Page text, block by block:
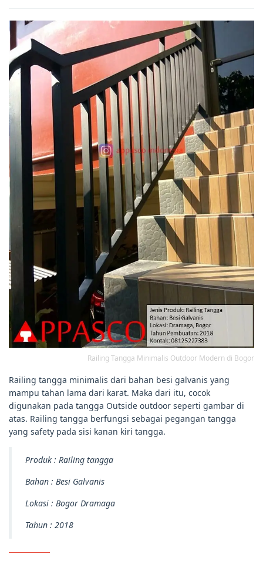
Railing Tangga Minimalis Outdoor Modern di Bogor
Railing tangga minimalis dari bahan besi galvanis yang
mampu tahan lama dari karat. Maka dari itu, cocok
digunakan pada tangga Outside outdoor seperti gambar di
atas. Railing tangga berfungsi sebagai pegangan tangga
yang safety pada sisi kanan kiri tangga.
Produk : Railing tangga
Bahan : Besi Galvanis
Lokasi : Bogor Dramaga
Tahun : 2018